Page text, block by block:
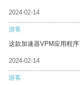
2024-02-14
游客
这款加速器VPM应用程
2024-02-14
游客